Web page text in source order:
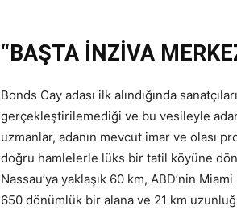
“BAŞTA İNZİVA
Bonds Cay adası ilk alındığında
gerçekleştirilemediği ve bu vesileyle
uzmanlar, adanın mevcut imar ve olası
doğru hamlelerle lüks bir tatil köyüne
Nassau’ya yaklaşık 60 km, ABD’nin
650 dönümlük bir alana ve 21 km